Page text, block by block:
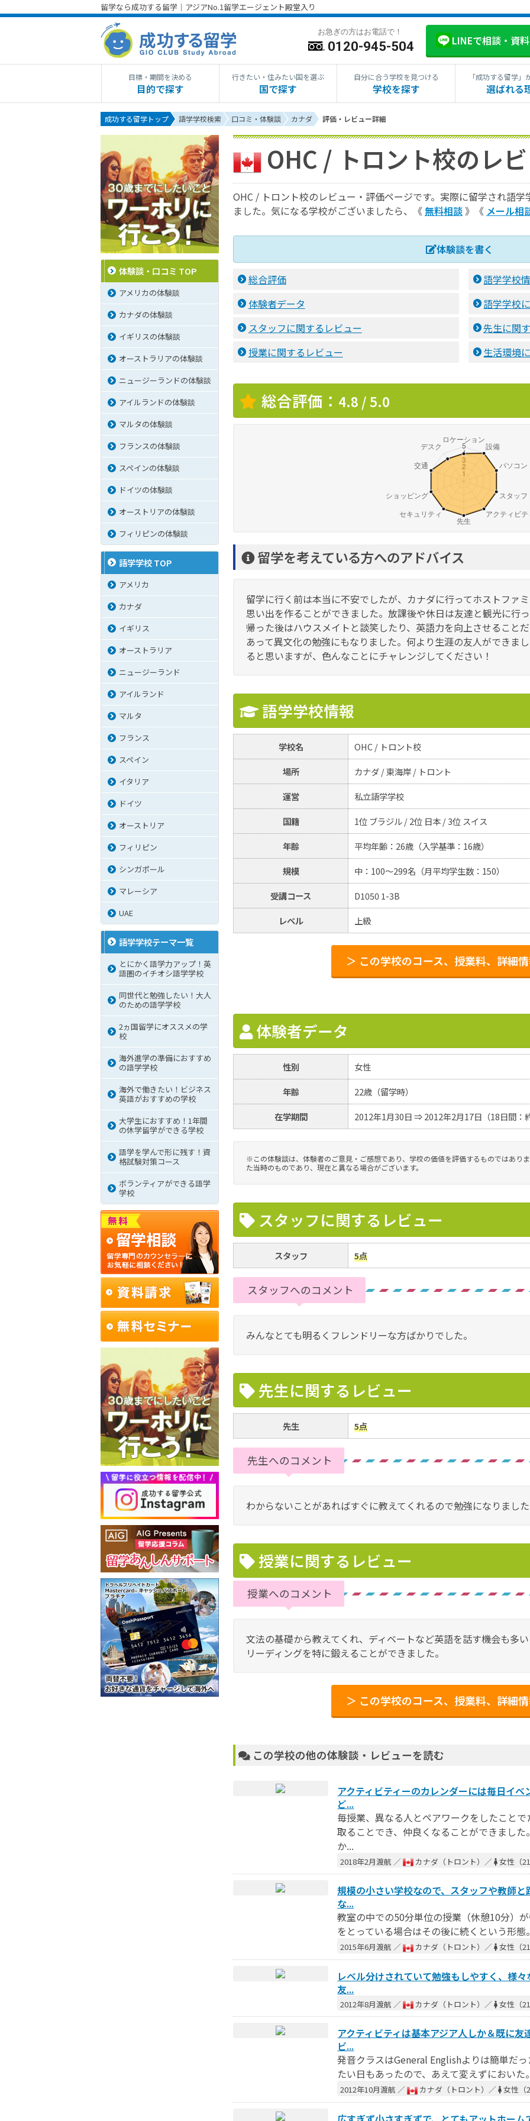
留学なら成功する留学｜アジアNo.1留学エージェント殿堂入り
お急ぎの方はお電話で！
0120-945-504 LINEで相談・資
目標・期間を決める
目的で探す
行きたい・住みたい国を選ぶ
国で探す
自分に合う学校を見つける
学校を探す
「成功する留学」
選ばれる
成功する留学トップ 語学学校検索 口コミ・体験談 カナダ 評価・レビュー詳細
OHC / トロント校のレ
OHC / トロント校のレビュー・評価ページです。実際に留学され語
ました。気になる学校がございましたら、《 無料相談 》《 メール相
体験談を書く
総合評価
語学学校
体験者データ
語学学校
スタッフに関するレビュー
先生に関
授業に関するレビュー
生活環境
総合評価： 4.8 / 5.0
留学を考えている方へのアドバイス
留学に行く前は本当に不安でしたが、カナダに行ってホストファ
思い出を作ることができました。放課後や休日は友達と観光に行
帰った後はハウスメイトと談笑したり、英語力を向上させること
あって異文化の勉強にもなりました。何より生涯の友人ができま
ると思いますが、色んなことにチャレンジしてください！
語学学校情報
学校名
OHC / トロント校
場所
カナダ / 東海岸 / トロント
運営
私立語学学校
国籍
1位 ブラジル / 2位 日本 / 3位 スイス
年齢
平均年齢：26歳（入学基準：16歳）
規模
中：100～299名（月平均学生数：150）
受講コース
D1050 1-3B
レベル
上級
＞ この学校のコース、授業料、詳細
体験者データ
性別
女性
年齢
22歳（留学時）
在学期間
2012年1月30日 ⇒ 2012年2月17日（18日間：
※この体験談は、体験者のご意見・ご感想であり、学校の価値を評価するものではあり
た当時のものであり、現在と異なる場合がございます。
スタッフに関するレビュー
スタッフ 5点
スタッフへのコメント
みんなとても明るくフレンドリーな方ばかりでした。
先生に関するレビュー
先生 5点
先生へのコメント
わからないことがあればすぐに教えてくれるので勉強になりまし
授業に関するレビュー
授業へのコメント
文法の基礎から教えてくれ、ディベートなど英語を話す機会も多
リーディングを特に鍛えることができました。
＞ この学校のコース、授業料、詳細
この学校の他の体験談・レビューを読む
アクティビティーのカレンダーには毎日イ
ど...
毎授業、異なる人とペアワークをしたこと
取ることでき、仲良くなることができまし
か...
2018年2月渡航 ／ カナダ（トロント）／ 女性（
規模の小さい学校なので、スタッフや教師
な...
教室の中での50分単位の授業（休憩10分）
をとっている場合はその後に続くという形
2015年6月渡航 ／ カナダ（トロント）／ 女性（
レベル分けされていて勉強もしやすく、様
友...
2012年8月渡航 ／ カナダ（トロント）／ 女性（
アクティビティは基本アジア人しか＆既に
ビ...
発音クラスはGeneral Englishよりは簡単だ
たい日もあったので、あえて変えずにおい
2012年10月渡航 ／ カナダ（トロント）／ 女性（
体験談・口コミ TOP
アメリカの体験談
カナダの体験談
イギリスの体験談
オーストラリアの体験談
ニュージーランドの体験談
アイルランドの体験談
マルタの体験談
フランスの体験談
スペインの体験談
ドイツの体験談
オーストリアの体験談
フィリピンの体験談
語学学校 TOP
アメリカ
カナダ
イギリス
オーストラリア
ニュージーランド
アイルランド
マルタ
フランス
スペイン
イタリア
ドイツ
オーストリア
フィリピン
シンガポール
マレーシア
UAE
語学学校テーマ一覧
とにかく語学力アップ！英
語圏のイチオシ語学学校
同世代と勉強したい！大人
のための語学学校
2ヵ国留学にオススメの学
校
海外進学の準備におすすめ
の語学学校
海外で働きたい！ビジネス
英語がおすすめの学校
大学生におすすめ！1年間
の休学留学ができる学校
語学を学んで形に残す！資
格試験対策コース
ボランティアができる語学
学校